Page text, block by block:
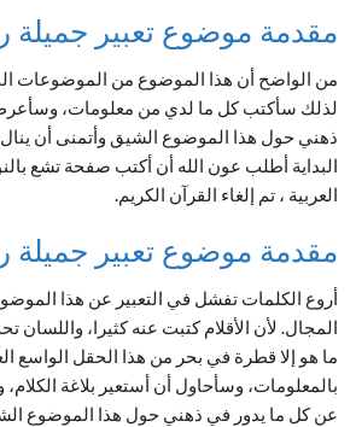
مقدمة موضوع تعبير جميلة
من الواضح أن هذا الموضوع من الموضوعات
لذلك سأكتب كل ما لدي من معلومات،
ذهني حول هذا الموضوع الشيق وأتمنى أن ينال
البداية أطلب عون الله أن أكتب صفحة تشع
العربية ، تم إلغاء القرآن الكريم.
مقدمة موضوع تعبير جميلة
أروع الكلمات تفشل في التعبير عن هذا
المجال. لأن الأقلام كتبت عنه كثيرا، واللسان
ما هو إلا قطرة في بحر من هذا الحقل الواسع
بالمعلومات، وسأحاول أن أستعير بلاغة الكلام،
عن كل ما يدور في ذهني حول هذا الموضوع